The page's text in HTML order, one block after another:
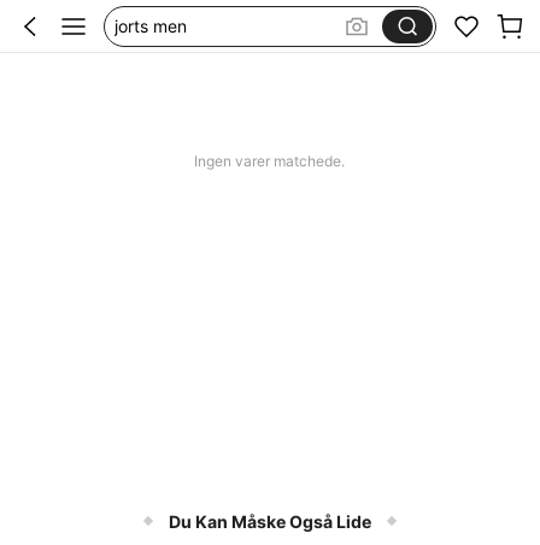
jorts men
Ingen varer matchede.
Du Kan Måske Også Lide